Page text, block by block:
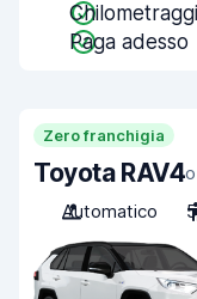
Paga adesso
Zero franchigia
Toyota RAV4
Automatico
5